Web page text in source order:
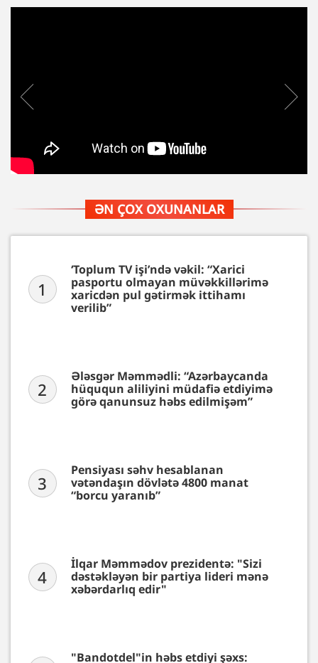
ƏN ÇOX OXUNANLAR
1
‘Toplum TV işi’ndə vəkil: “Xarici
pasportu olmayan müvəkkillərimə
xaricdən pul gətirmək ittihamı
verilib”
2
Ələsgər Məmmədli: “Azərbaycanda
hüququn aliliyini müdafiə etdiyimə
görə qanunsuz həbs edilmişəm”
3
Pensiyası səhv hesablanan
vətəndaşın dövlətə 4800 manat
“borcu yaranıb”
4
İlqar Məmmədov prezidentə: "Sizi
dəstəkləyən bir partiya lideri mənə
xəbərdarlıq edir"
"Bandotdel"in həbs etdiyi şəxs: